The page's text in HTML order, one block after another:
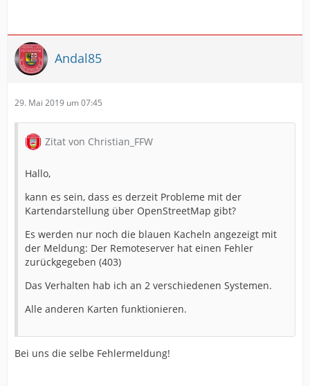
Andal85
29. Mai 2019 um 07:45
Zitat von Christian_FFW
Hallo,
kann es sein, dass es derzeit Probleme mit der
Kartendarstellung über OpenStreetMap gibt?
Es werden nur noch die blauen Kacheln angezeigt mit
der Meldung: Der Remoteserver hat einen Fehler
zurückgegeben (403)
Das Verhalten hab ich an 2 verschiedenen Systemen.
Alle anderen Karten funktionieren.
Bei uns die selbe Fehlermeldung!